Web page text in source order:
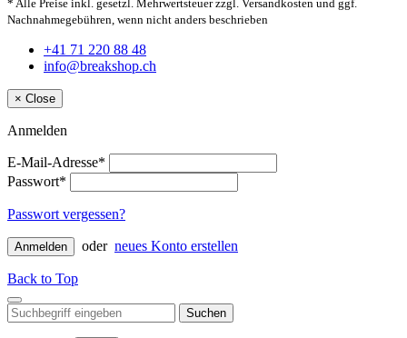
* Alle Preise inkl. gesetzl. Mehrwertsteuer zzgl. Versandkosten und ggf.
Nachnahmegebühren, wenn nicht anders beschrieben
+41 71 220 88 48
info@breakshop.ch
× Close
Anmelden
E-Mail-Adresse*
Passwort*
Passwort vergessen?
Anmelden oder neues Konto erstellen
Back to Top
Suchen